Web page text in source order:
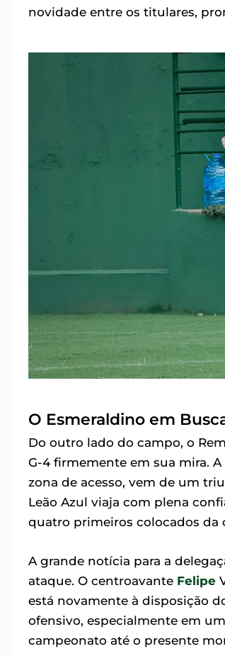
novidade entre os titulares,
O Esmeraldino em
Do outro lado do campo, o
G-4 firmemente em sua mira.
zona de acesso, vem de um
Leão Azul viaja com plena
quatro primeiros colocados da
A grande notícia para a
ataque. O centroavante Felipe
está novamente à disposição
ofensivo, especialmente em
campeonato até o presente